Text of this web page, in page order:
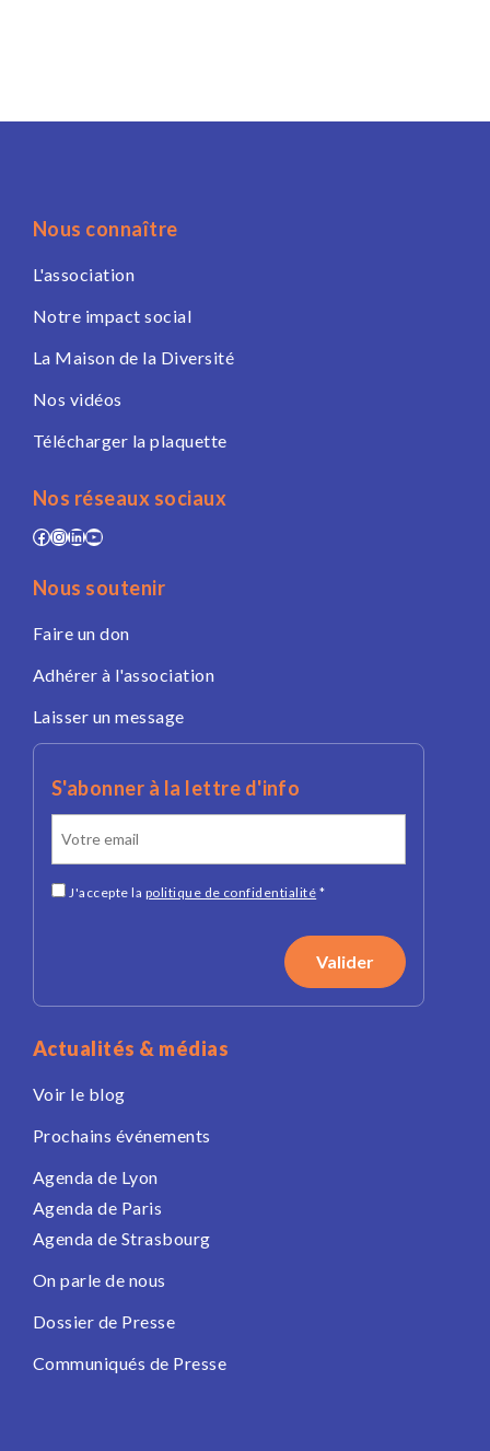
Nous connaître
L'association
Notre impact social
La Maison de la Diversité
Nos vidéos
Télécharger la plaquette
Nos réseaux sociaux
Facebook
Instagram
LinkedIn
YouTube
Nous soutenir
Faire un don
Adhérer à l'association
Laisser un message
S'abonner à la lettre d'info
J'accepte la politique de confidentialité *
Actualités & médias
Voir le blog
Prochains événements
Agenda de Lyon
Agenda de Paris
Agenda de Strasbourg
On parle de nous
Dossier de Presse
Communiqués de Presse